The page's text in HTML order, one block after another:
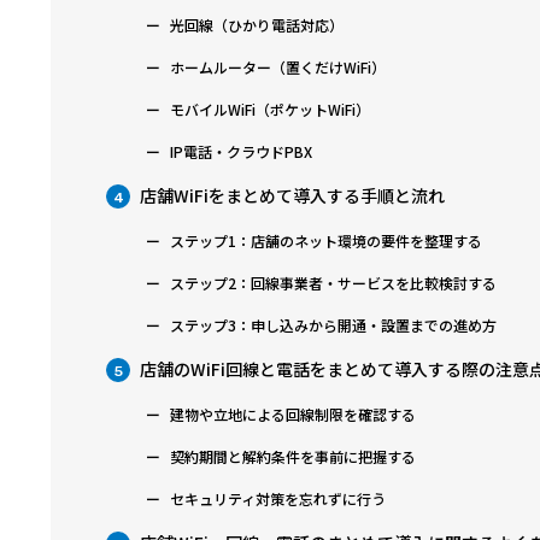
光回線（ひかり電話対応）
ホームルーター（置くだけWiFi）
モバイルWiFi（ポケットWiFi）
IP電話・クラウドPBX
4 店舗WiFiをまとめて導入する手順と流れ
ステップ1：店舗のネット環境の要件を整理する
ステップ2：回線事業者・サービスを比較検討する
ステップ3：申し込みから開通・設置までの進め方
5 店舗のWiFi回線と電話をまとめて導入する際の注意
建物や立地による回線制限を確認する
契約期間と解約条件を事前に把握する
セキュリティ対策を忘れずに行う